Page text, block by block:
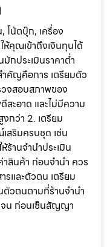
โน้ตบุ๊ก, เครื่อง
คุณเข้าถึงเงินทุนได้
กประเมินราคาต่ำ
คัญคือการ เตรียมตัว
จสอบสภาพของ
ะอาด และไม่มีความ
งกว่า 2. เตรียม
สริมครบชุด เช่น
ร้านจำนำประเมิน
สินค้า ก่อนจำนำ ควร
รและตัวตน เตรียม
ตัวตนตามที่ร้านจำนำ
จน ก่อนเซ็นสัญญา